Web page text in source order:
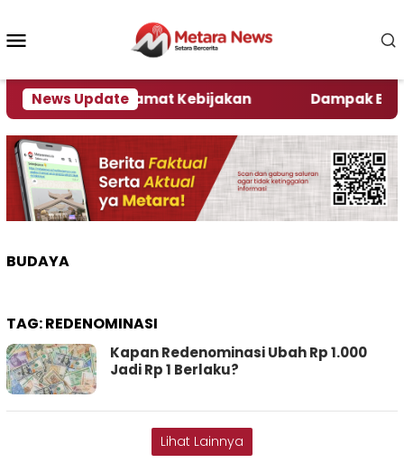
konten
News Update
Kata Pengamat Kebijakan Dampak El
BUDAYA
TAG:REDENOMINASI
Kapan Redenominasi Ubah Rp 1.000
Jadi Rp 1 Berlaku?
Lihat Lainnya